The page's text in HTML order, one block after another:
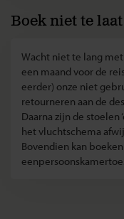
Boek niet te laat
Wacht niet te lang
een maand voor de
eerder) onze niet
retourneren aan de
Daarna zijn de stoelen
het vluchtschema
Bovendien kan